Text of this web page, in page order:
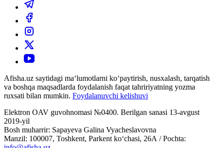
Afisha.uz saytidagi ma‘lumotlarni ko‘paytirish, nusxalash, tarqatish
va boshqa maqsadlarda foydalanish faqat tahririyatning yozma
ruxsati bilan mumkin. Foydalanuvchi kelishuvi
Elektron OAV guvohnomasi №0400. Berilgan sanasi 13-avgust
2019-yil
Bosh muharrir: Sapayeva Galina Vyacheslavovna
Manzil: 100007, Toshkent, Parkent ko‘chasi, 26А / Pochta: